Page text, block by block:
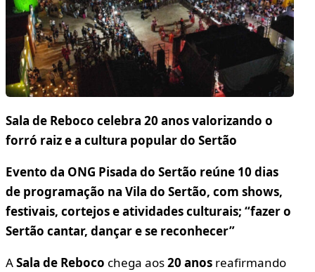
Sala de Reboco celebra 20 anos valorizando o
forró raiz e a cultura popular do Sertão
Evento da ONG Pisada do Sertão reúne 10 dias
de programação na Vila do Sertão, com shows,
festivais, cortejos e atividades culturais; “fazer o
Sertão cantar, dançar e se reconhecer”
ASala de Reboco chega aos20 anos reafirmando